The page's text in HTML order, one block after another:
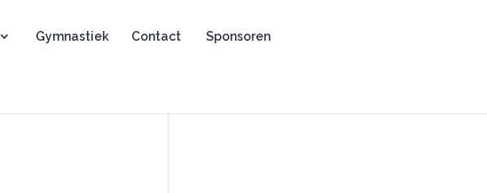
Gymnastiek Contact Sponsoren